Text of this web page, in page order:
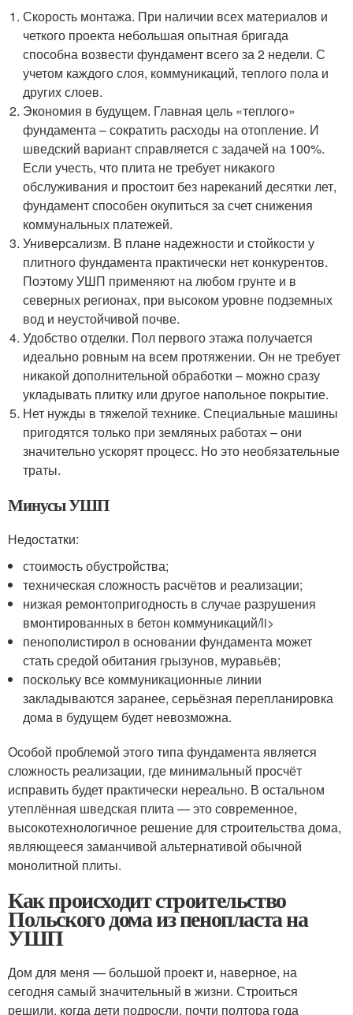
Скорость монтажа. При наличии всех материалов и
четкого проекта небольшая опытная бригада
способна возвести фундамент всего за 2 недели. С
учетом каждого слоя, коммуникаций, теплого пола и
других слоев.
Экономия в будущем. Главная цель «теплого»
фундамента – сократить расходы на отопление. И
шведский вариант справляется с задачей на 100%.
Если учесть, что плита не требует никакого
обслуживания и простоит без нареканий десятки лет,
фундамент способен окупиться за счет снижения
коммунальных платежей.
Универсализм. В плане надежности и стойкости у
плитного фундамента практически нет конкурентов.
Поэтому УШП применяют на любом грунте и в
северных регионах, при высоком уровне подземных
вод и неустойчивой почве.
Удобство отделки. Пол первого этажа получается
идеально ровным на всем протяжении. Он не требует
никакой дополнительной обработки – можно сразу
укладывать плитку или другое напольное покрытие.
Нет нужды в тяжелой технике. Специальные машины
пригодятся только при земляных работах – они
значительно ускорят процесс. Но это необязательные
траты.
Минусы УШП
Недостатки:
стоимость обустройства;
техническая сложность расчётов и реализации;
низкая ремонтопригодность в случае разрушения
вмонтированных в бетон коммуникаций/li>
пенополистирол в основании фундамента может
стать средой обитания грызунов, муравьёв;
поскольку все коммуникационные линии
закладываются заранее, серьёзная перепланировка
дома в будущем будет невозможна.
Особой проблемой этого типа фундамента является
сложность реализации, где минимальный просчёт
исправить будет практически нереально. В остальном
утеплённая шведская плита — это современное,
высокотехнологичное решение для строительства дома,
являющееся заманчивой альтернативой обычной
монолитной плиты.
Как происходит строительство
Польского дома из пенопласта на
УШП
Дом для меня — большой проект и, наверное, на
сегодня самый значительный в жизни. Строиться
решили, когда дети подросли, почти полтора года